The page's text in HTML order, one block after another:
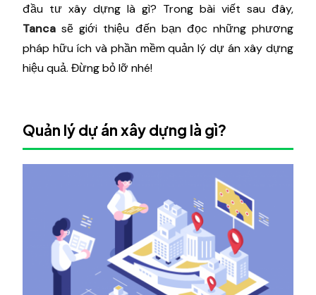
đầu tư xây dựng là gì? Trong bài viết sau đây,
Tanca sẽ giới thiệu đến bạn đọc những phương
pháp hữu ích và phần mềm quản lý dự án xây dựng
hiệu quả. Đừng bỏ lỡ nhé!
Quản lý dự án xây dựng là gì?